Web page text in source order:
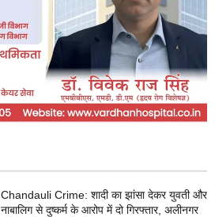
Chandauli Crime: शादी का झांसा देकर युवती और
नाबालिग से दुष्कर्म के आरोप में दो गिरफ्तार, अलीनगर